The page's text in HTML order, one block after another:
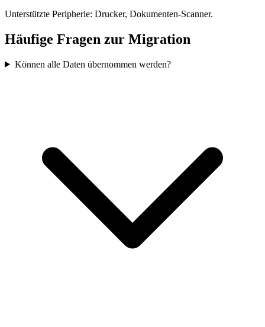
Unterstützte Peripherie: Drucker, Dokumenten-Scanner.
Häufige Fragen zur Migration
Können alle Daten übernommen werden?